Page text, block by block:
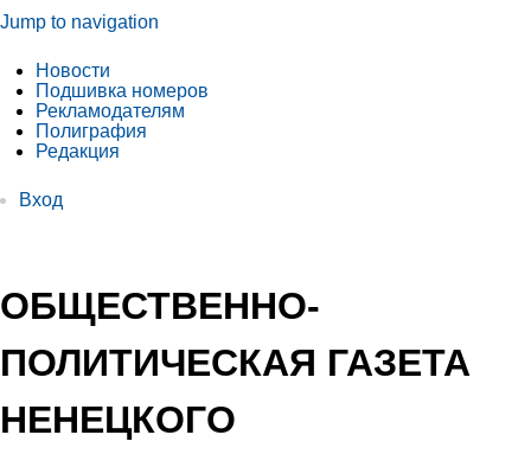
Jump to navigation
Новости
Подшивка номеров
Рекламодателям
Полиграфия
Редакция
Вход
ОБЩЕСТВЕННО-
ПОЛИТИЧЕСКАЯ ГАЗЕТА
НЕНЕЦКОГО